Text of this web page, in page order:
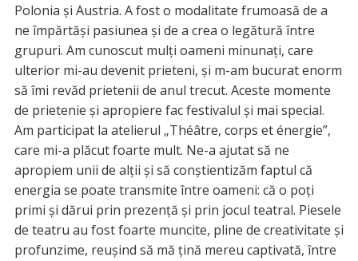
Polonia și Austria. A fost o modalitate frumoasă de a
ne împărtăși pasiunea și de a crea o legătură între
grupuri. Am cunoscut mulți oameni minunați, care
ulterior mi-au devenit prieteni, și m-am bucurat enorm
să îmi revăd prietenii de anul trecut. Aceste momente
de prietenie și apropiere fac festivalul și mai special.
Am participat la atelierul „Théâtre, corps et énergie”,
care mi-a plăcut foarte mult. Ne-a ajutat să ne
apropiem unii de alții și să conștientizăm faptul că
energia se poate transmite între oameni: că o poți
primi și dărui prin prezență și prin jocul teatral. Piesele
de teatru au fost foarte muncite, pline de creativitate și
profunzime, reușind să mă țină mereu captivată, între